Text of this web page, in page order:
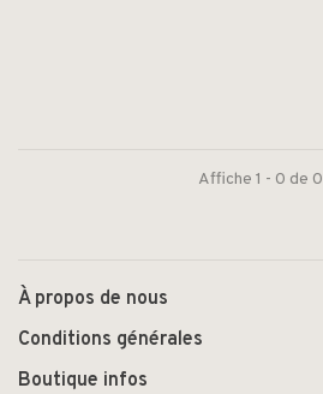
Affiche 1 - 0 de 0
À propos de nous
Conditions générales
Boutique infos